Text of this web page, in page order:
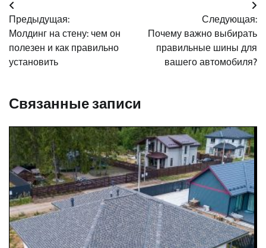
Навигация
по
записям
Предыдущая:
Молдинг на стену: чем он
полезен и как правильно
установить
Следующая:
Почему важно выбирать
правильные шины для
вашего автомобиля?
Связанные записи